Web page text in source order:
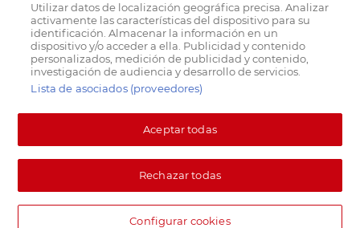
Utilizar datos de localización geográfica precisa. Analizar
activamente las características del dispositivo para su
identificación. Almacenar la información en un
dispositivo y/o acceder a ella. Publicidad y contenido
personalizados, medición de publicidad y contenido,
investigación de audiencia y desarrollo de servicios.
Lista de asociados (proveedores)
Aceptar todas
Rechazar todas
Configurar cookies